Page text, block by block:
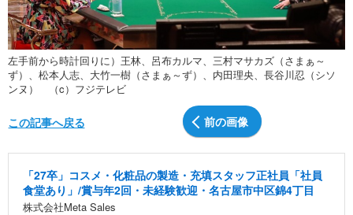
左手前から時計回りに）王林、呂布カルマ、三村マサカズ（さまぁ～
ず）、松本人志、大竹一樹（さまぁ～ず）、内田理央、長谷川忍（シソ
ンヌ） （c）フジテレビ
前の画像
この記事へ戻る
「27卒」コスメ・化粧品の製造・充填スタッフ正社員「社員
食堂あり」/賞与年2回・未経験歓迎・名古屋市中区錦4丁目
株式会社Meta Sales